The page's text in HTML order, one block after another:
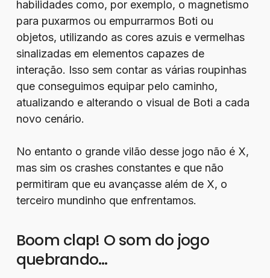
habilidades como, por exemplo, o magnetismo
para puxarmos ou empurrarmos Boti ou
objetos, utilizando as cores azuis e vermelhas
sinalizadas em elementos capazes de
interação. Isso sem contar as várias roupinhas
que conseguimos equipar pelo caminho,
atualizando e alterando o visual de Boti a cada
novo cenário.
No entanto o grande vilão desse jogo não é X,
mas sim os crashes constantes e que não
permitiram que eu avançasse além de X, o
terceiro mundinho que enfrentamos.
Boom clap! O som do jogo
quebrando…